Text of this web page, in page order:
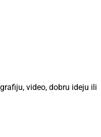
video, dobru ideju ili